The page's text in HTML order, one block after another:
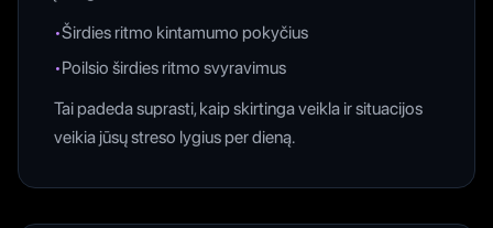
•Širdies ritmo kintamumo pokyčius
•Poilsio širdies ritmo svyravimus
Tai padeda suprasti, kaip skirtinga veikla ir situacijos
veikia jūsų streso lygius per dieną.